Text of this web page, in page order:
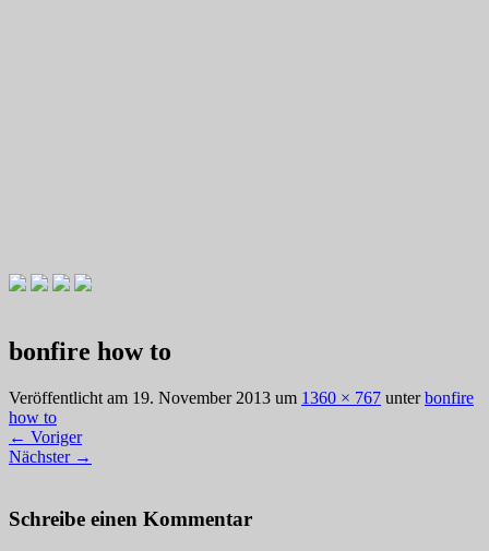
Willkommen zu Christians How
bonfire how to
Veröffentlicht am 19. November 2013 um 1360 × 767 unterbonfire
how to
← Voriger
Nächster →
Schreibe einen Kommentar